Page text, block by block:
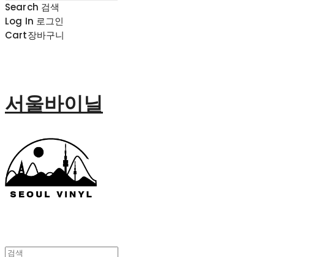
Search 검색
Log In 로그인
Cart장바구니
서울바이닐